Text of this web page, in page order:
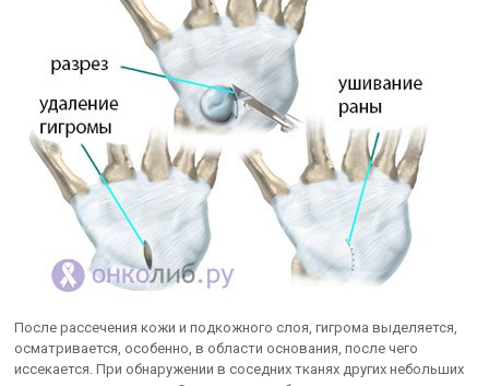
После рассечения кожи и подкожного слоя, гигрома выделяется,
осматривается, особенно, в области основания, после чего
иссекается. При обнаружении в соседних тканях других небольших